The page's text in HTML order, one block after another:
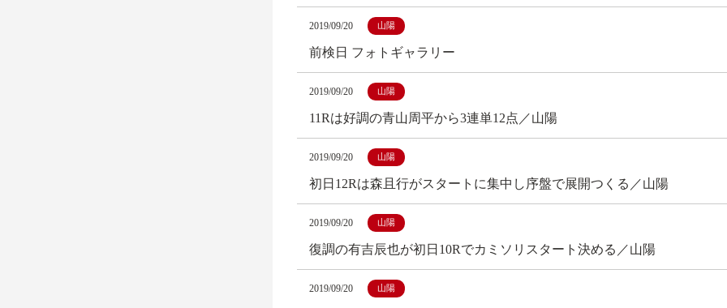
2019/09/20 山陽
前検日 フォトギャラリー
2019/09/20 山陽
11Rは好調の青山周平から3連単12点／山陽
2019/09/20 山陽
初日12Rは森且行がスタートに集中し序盤で展開つくる／山陽
2019/09/20 山陽
復調の有吉辰也が初日10Rでカミソリスタート決める／山陽
2019/09/20 山陽